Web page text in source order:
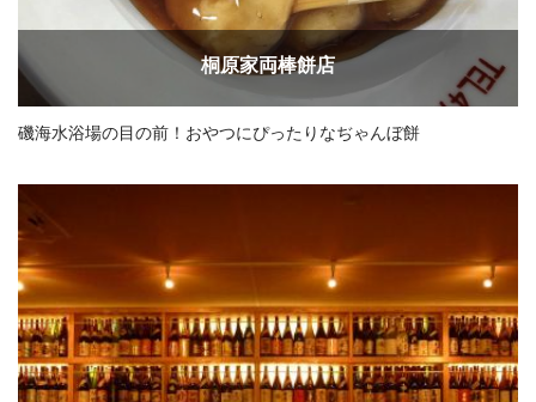
桐原家両棒餅店
磯海水浴場の目の前！おやつにぴったりなぢゃんぼ餅